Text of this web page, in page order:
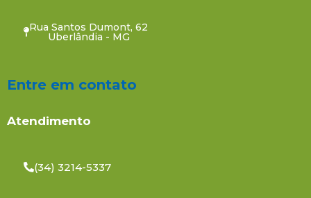
Rua Santos Dumont, 62
Uberlândia - MG
Entre em contato
Atendimento
(34) 3214-5337